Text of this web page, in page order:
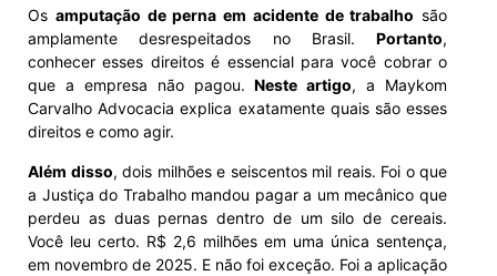
Os amputação de perna em acidente de trabalho são
amplamente desrespeitados no Brasil. Portanto,
conhecer esses direitos é essencial para você cobrar o
que a empresa não pagou.Neste artigo, a Maykom
Carvalho Advocacia explica exatamente quais são esses
direitos e como agir.
Além disso, dois milhões e seiscentos mil reais. Foi o que
a Justiça do Trabalho mandou pagar a um mecânico que
perdeu as duas pernas dentro de um silo de cereais.
Você leu certo. R$ 2,6 milhões em uma única sentença,
em novembro de 2025. E não foi exceção. Foi a aplicação